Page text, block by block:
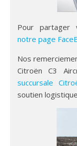
Pour partager
notre page
Nos
Citroën C3
succursale
soutien